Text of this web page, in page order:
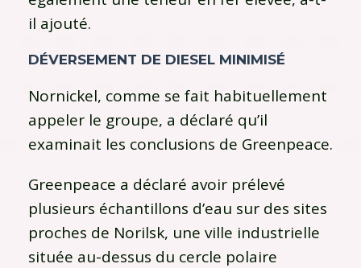
il ajouté.
DÉVERSEMENT DE DIESEL MINIMISÉ
Nornickel, comme se fait habituellement
appeler le groupe, a déclaré qu’il
examinait les conclusions de Greenpeace.
Greenpeace a déclaré avoir prélevé
plusieurs échantillons d’eau sur des sites
proches de Norilsk, une ville industrielle
située au-dessus du cercle polaire